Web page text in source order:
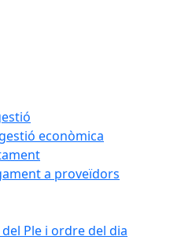
econòmica
a proveïdors
Ple i ordre del dia